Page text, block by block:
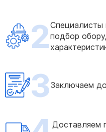
2Специалисты
подбор
3Заключаем
Доставляем